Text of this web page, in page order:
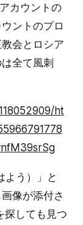
カウントの
ントのプロ
会とロシア
全て風刺
ht
う）」と
像が添付さ
探しても見つ